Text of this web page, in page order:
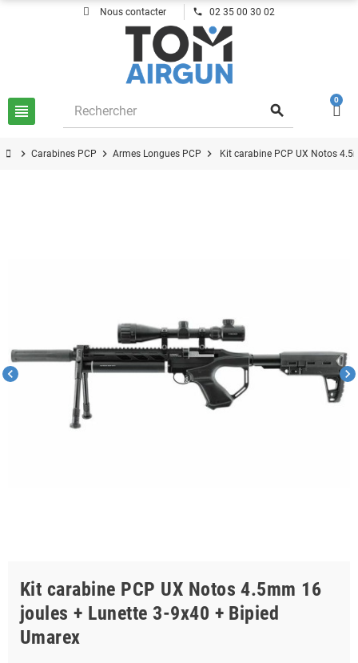
Nous contacter phone 02 35 00 30 02
view_headline search
0
chevron_right Carabines PCP chevron_right Armes Longues PCP chevron_right Kit carabine PCP UX Notos
chevron_left chevron_right
Kit carabine PCP UX Notos 4.5mm 16
joules + Lunette 3-9x40 + Bipied
Umarex